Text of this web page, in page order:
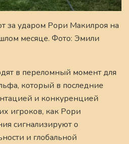
за ударом Рори Макилроя на
месяце. Фото: Эмили
в переломный момент для
который в последние
и конкуренцией
игроков, как Рори
сигнализируют о
и глобальной